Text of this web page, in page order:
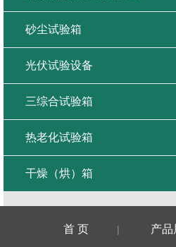
砂尘试验箱
光伏试验设备
三综合试验箱
热老化试验箱
干燥（烘）箱
首 页 | 产品